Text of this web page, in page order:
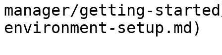
manager/getting-
environment-setup.md)